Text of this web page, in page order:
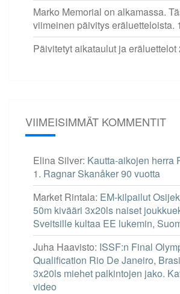
Marko Memorial on alkamassa.
viimeinen päivitys eräluetteloista.
Päivitetyt aikataulut ja eräluettelot
VIIMEISIMMÄT KOMMENTIT
Elina Silver: Kautta-aikojen herra
1. Ragnar Skanåker 90 vuotta
Market Rintala: EM-kilpailut
50m kivääri 3x20ls naiset
Sveitsille kultaa EE lukemin,
Juha Haavisto: ISSF:n Final
Qualification Rio De Janeiro,
3x20ls miehet palkintojen jako.
video